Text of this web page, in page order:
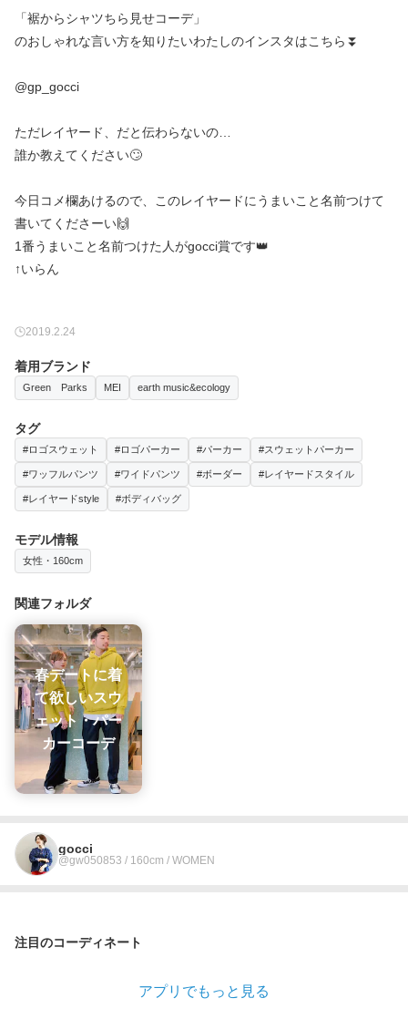
「裾からシャツちら見せコーデ」
のおしゃれな言い方を知りたいわたしのインスタはこちら⏬
@gp_gocci
ただレイヤード、だと伝わらないの…
誰か教えてください🙄
今日コメ欄あけるので、このレイヤードにうまいこと名前つけて
書いてくださーい🙌
1番うまいこと名前つけた人がgocci賞です👑
↑いらん
2019.2.24
着用ブランド
Green Parks MEI earth music&ecology
タグ
#ロゴスウェット #ロゴパーカー #パーカー #スウェットパーカー
#ワッフルパンツ #ワイドパンツ #ボーダー #レイヤードスタイル
#レイヤードstyle #ボディバッグ
モデル情報
女性・160cm
関連フォルダ
春デートに着
て欲しいスウ
ェット・パー
カーコーデ
gocci
@gw050853 / 160cm / WOMEN
注目のコーディネート
アプリでもっと見る